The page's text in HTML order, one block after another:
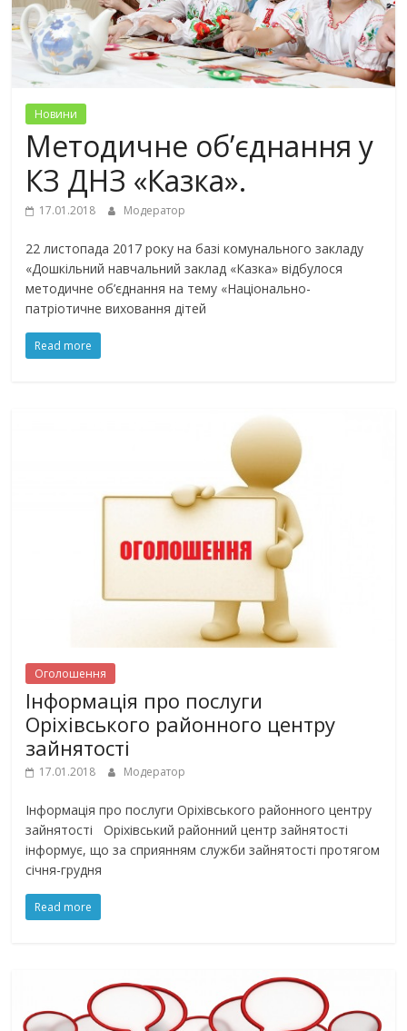
Новини
Методичне об’єднання у
КЗ ДНЗ «Казка».
17.01.2018 Модератор
22 листопада 2017 року на базі комунального закладу
«Дошкільний навчальний заклад «Казка» відбулося
методичне об’єднання на тему «Національно-
патріотичне виховання дітей
Read more
Оголошення
Інформація про послуги
Оріхівського районного центру
зайнятості
17.01.2018 Модератор
Інформація про послуги Оріхівського районного центру
зайнятості Оріхівський районний центр зайнятості
інформує, що за сприянням служби зайнятості протягом
січня-грудня
Read more